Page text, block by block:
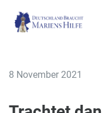
8 November 2021